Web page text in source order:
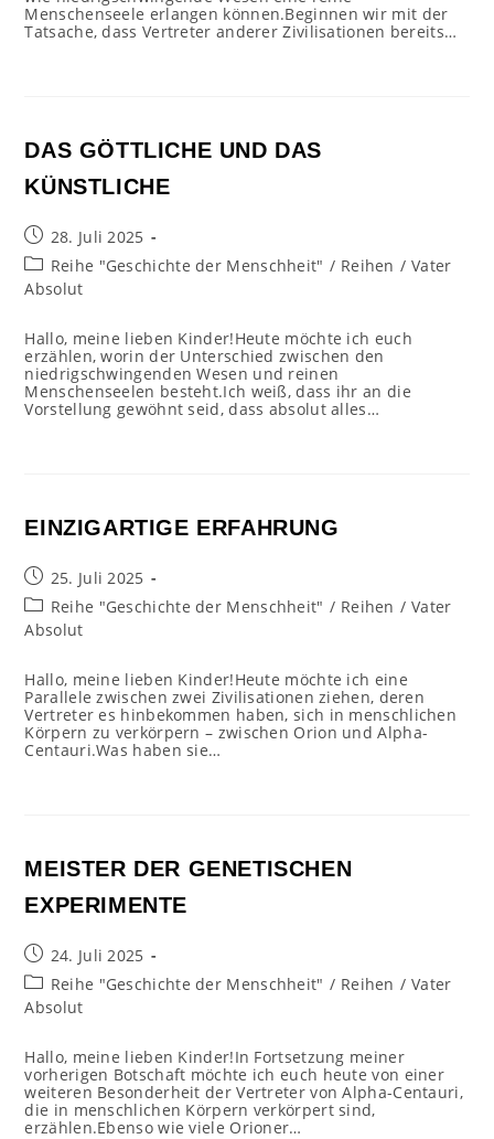
Menschenseele erlangen können.Beginnen wir mit der
Tatsache, dass Vertreter anderer Zivilisationen bereits…
DAS GÖTTLICHE UND DAS
KÜNSTLICHE
Beitrag
veröffentlicht:
28. Juli 2025
Beitrags-
Kategorie:
Reihe "Geschichte der Menschheit" / Reihen / Vater
Absolut
Hallo, meine lieben Kinder!Heute möchte ich euch
erzählen, worin der Unterschied zwischen den
niedrigschwingenden Wesen und reinen
Menschenseelen besteht.Ich weiß, dass ihr an die
Vorstellung gewöhnt seid, dass absolut alles…
EINZIGARTIGE ERFAHRUNG
Beitrag
veröffentlicht:
25. Juli 2025
Beitrags-
Kategorie:
Reihe "Geschichte der Menschheit" / Reihen / Vater
Absolut
Hallo, meine lieben Kinder!Heute möchte ich eine
Parallele zwischen zwei Zivilisationen ziehen, deren
Vertreter es hinbekommen haben, sich in menschlichen
Körpern zu verkörpern – zwischen Orion und Alpha-
Centauri.Was haben sie…
MEISTER DER GENETISCHEN
EXPERIMENTE
Beitrag
veröffentlicht:
24. Juli 2025
Beitrags-
Kategorie:
Reihe "Geschichte der Menschheit" / Reihen / Vater
Absolut
Hallo, meine lieben Kinder!In Fortsetzung meiner
vorherigen Botschaft möchte ich euch heute von einer
weiteren Besonderheit der Vertreter von Alpha-Centauri,
die in menschlichen Körpern verkörpert sind,
erzählen.Ebenso wie viele Orioner…